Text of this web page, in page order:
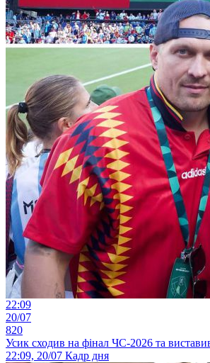
22:09
20/07
820
Усик сходив на фінал ЧС-2026 та
22:09, 20/07 Кадр дня